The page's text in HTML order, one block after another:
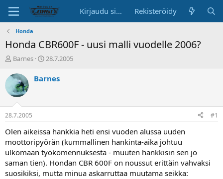
Kirjaudu sisään Rekisteröidy
Honda
Honda CBR600F - uusi malli vuodelle 2006?
K
s
k
u
s
t
e
l
n
a
l
o
Barnes
A
o
p
ä
i
v
ä
28.7.2005
Barnes
28.7.2005 #1
Olen aikeissa hankkia heti ensi vuoden alussa uuden
moottoripyörän (kummallinen hankinta-aika johtuu
ulkomaan työkomennuksesta - muuten hankkisin sen jo
saman tien). Hondan CBR 600F on noussut erittäin vahvaksi
suosikiksi, mutta minua askarruttaa muutama seikka: